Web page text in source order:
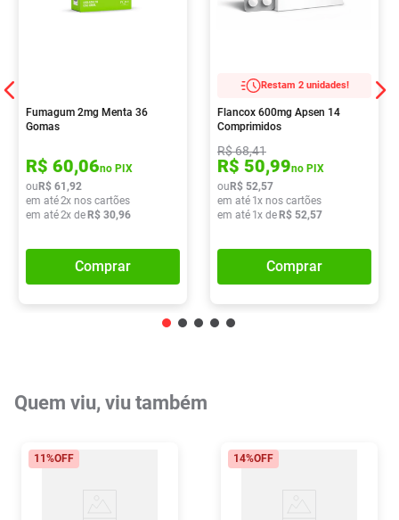
Fumagum 2mg Menta 36
Gomas
R$ 60,06no PIX
ou R$ 61 ,92
em até2x nos cartões
em até2x de R$ 30,96
Comprar
Restam 2 unidades!
Flancox 600mg Apsen 14
Comprimidos
R$68,41
R$ 50,99no PIX
ou R$ 52,57
em até 1x nos cartões
em até 1x de R$ 52,57
Comprar
Quem viu, viu também
11%OFF 14%OFF